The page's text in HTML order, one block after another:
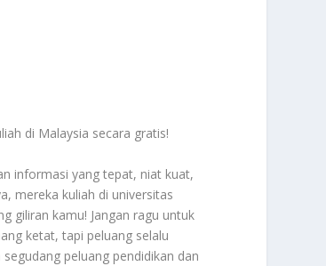
di Malaysia secara gratis!
informasi yang tepat, niat kuat,
mereka kuliah di universitas
giliran kamu! Jangan ragu untuk
ketat, tapi peluang selalu
peluang pendidikan dan